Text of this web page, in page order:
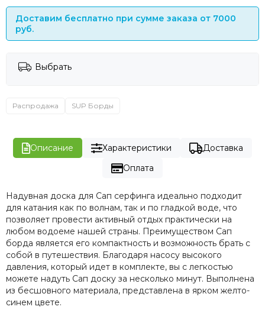
Доставим бесплатно при сумме заказа от 7000
руб.
Выбрать
Распродажа SUP Борды
Описание Характеристики
Доставка
Оплата
Надувная доска для Сап серфинга идеально подходит
для катания как по волнам, так и по гладкой воде, что
позволяет провести активный отдых практически на
любом водоеме нашей страны. Преимуществом Сап
борда является его компактность и возможность брать с
собой в путешествия. Благодаря насосу высокого
давления, который идет в комплекте, вы с легкостью
можете надуть Сап доску за несколько минут. Выполнена
из бесшовного материала, представлена в ярком желто-
синем цвете.